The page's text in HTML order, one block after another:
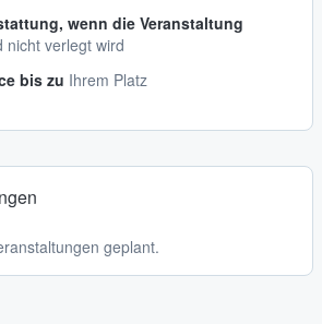
wenn die Veranstaltung
nicht verlegt wird
bis zu Ihrem Platz
geplant.